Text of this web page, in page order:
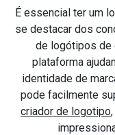
É essencial ter um
se destacar dos
de logótipos de
plataforma
identidade de
pode facilmente
criador de logotipo